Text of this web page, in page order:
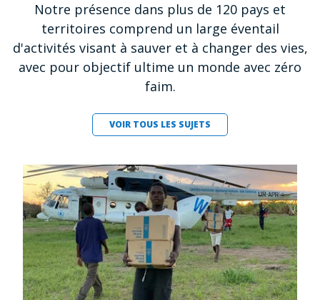
Notre présence dans plus de 120 pays et
territoires comprend un large éventail
d'activités visant à sauver et à changer des vies,
avec pour objectif ultime un monde avec zéro
faim.
VOIR TOUS LES SUJETS